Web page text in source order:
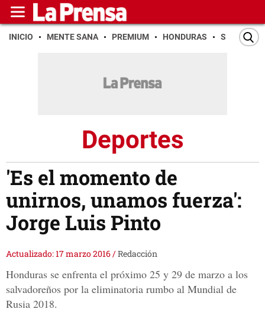
INICIO MENTE SANA PREMIUM HONDURAS SAN PEDRO
Deportes
'Es el momento de
unirnos, unamos fuerza':
Jorge Luis Pinto
Actualizado: 17 marzo 2016/Redacción
Honduras se enfrenta el próximo 25 y 29 de marzo a los
salvadoreños por la eliminatoria rumbo al Mundial de
Rusia 2018.